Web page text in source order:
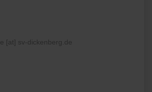
[at] sv-dickenberg.de